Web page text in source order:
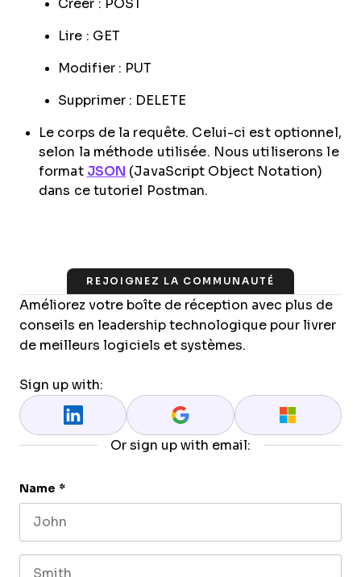
Créer : POST
Lire : GET
Modifier : PUT
Supprimer : DELETE
Le corps de la requête. Celui-ci est optionnel,
selon la méthode utilisée. Nous utiliserons le
format JSON (JavaScript Object Notation)
dans ce tutoriel Postman.
REJOIGNEZ LA COMMUNAUTÉ
Améliorez votre boîte de réception avec plus de
conseils en leadership technologique pour livrer
de meilleurs logiciels et systèmes.
Sign up with:
Or sign up with email:
Name *